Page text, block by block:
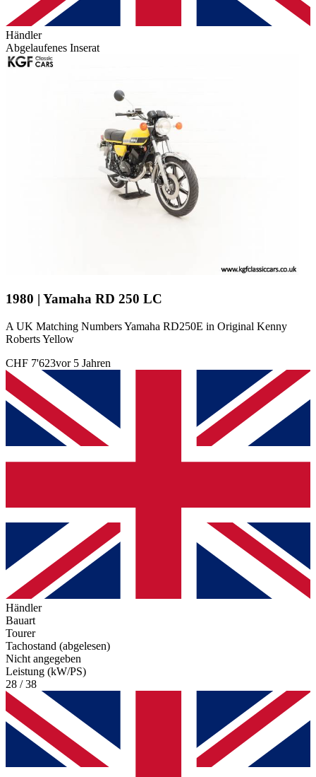
Händler
Abgelaufenes Inserat
1980 | Yamaha RD 250 LC
A UK Matching Numbers Yamaha RD250E in Original Kenny
Roberts Yellow
CHF 7'623vor 5 Jahren
Händler
Bauart
Tourer
Tachostand (abgelesen)
Nicht angegeben
Leistung (kW/PS)
28 / 38